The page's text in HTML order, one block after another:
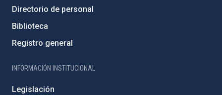
Directorio de personal
Biblioteca
Registro general
INFORMACIÓN INSTITUCIONAL
Legislación